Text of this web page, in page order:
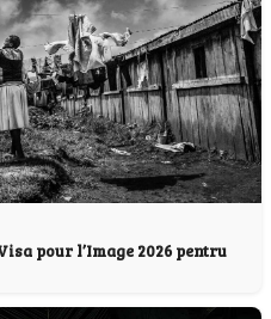
pour l’Image 2026 pentru